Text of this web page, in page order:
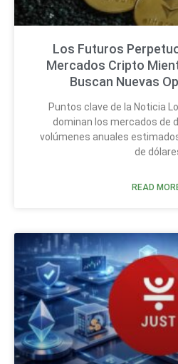
Los Futuros
Mercados Cripto
Buscan Nuevas
Puntos clave de la Noticia
dominan los mercados de
volúmenes anuales
de
READ